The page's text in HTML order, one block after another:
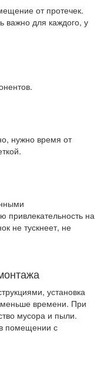
от протечек.
важно для каждого, у
нужно время от
привлекательность на
не тускнеет, не
установка
меньше времени. При
мусора и пыли.
помещении с